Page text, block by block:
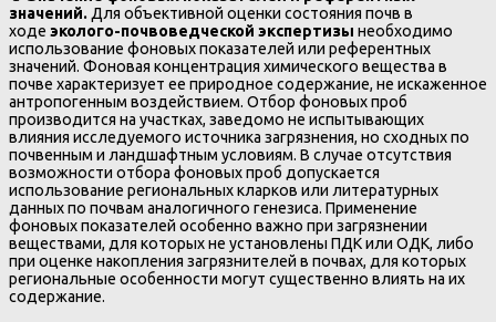
значений. Для объективной оценки состояния почв в
ходе эколого-почвоведческой экспертизы необходимо
использование фоновых показателей или референтных
значений. Фоновая концентрация химического вещества в
почве характеризует ее природное содержание, не искаженное
антропогенным воздействием. Отбор фоновых проб
производится на участках, заведомо не испытывающих
влияния исследуемого источника загрязнения, но сходных по
почвенным и ландшафтным условиям. В случае отсутствия
возможности отбора фоновых проб допускается
использование региональных кларков или литературных
данных по почвам аналогичного генезиса. Применение
фоновых показателей особенно важно при загрязнении
веществами, для которых не установлены ПДК или ОДК, либо
при оценке накопления загрязнителей в почвах, для которых
региональные особенности могут существенно влиять на их
содержание.